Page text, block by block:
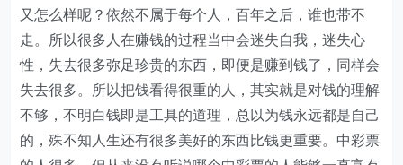
又怎么样呢？依然不属于每个人，百年之后，谁也带不
走。所以很多人在赚钱的过程当中会迷失自我，迷失心
性，失去很多弥足珍贵的东西，即便是赚到钱了，同样会
失去很多。所以把钱看得很重的人，其实就是对钱的理解
不够，不明白钱即是工具的道理，总以为钱永远都是自己
的，殊不知人生还有很多美好的东西比钱更重要。中彩票